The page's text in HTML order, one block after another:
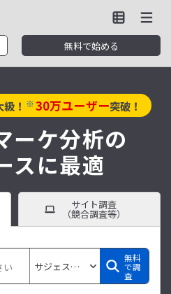
無料で始める
！ ※30万ユーザー突破！
ーケ分析の
スに最適
サイト調査
（競合調査等）
無料
で調
査